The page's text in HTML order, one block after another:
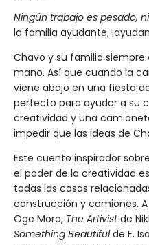
Ningún trabajo es pesado,
la familia ayudante,
Chavo y su familia
mano. Así que cuando la
viene abajo en una fiesta
perfecto para ayudar a su
creatividad y una
impedir que las ideas de
Este cuento inspirador
el poder de la creatividad
todas las cosas
construcción y camiones.
Oge Mora, The Artivistde
Something Beautifulde F.